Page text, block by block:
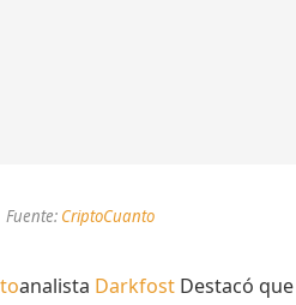
Fuente: CriptoCuanto
analista Darkfost Destacó